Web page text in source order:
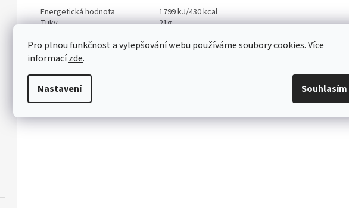
Pro plnou funkčnost a vylepšování webu používáme soubory cookies. Více
informacízde.
Nastavení Souhlasím
Energetická hodnota
1799 kJ/430 kcal
Tuky
21g
Sacharidy
50g
z toho cukry
Sůl